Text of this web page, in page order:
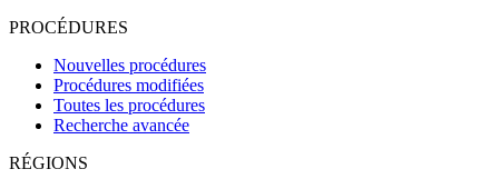
PROCÉDURES
Nouvelles procédures
Procédures modifiées
Toutes les procédures
Recherche avancée
RÉGIONS